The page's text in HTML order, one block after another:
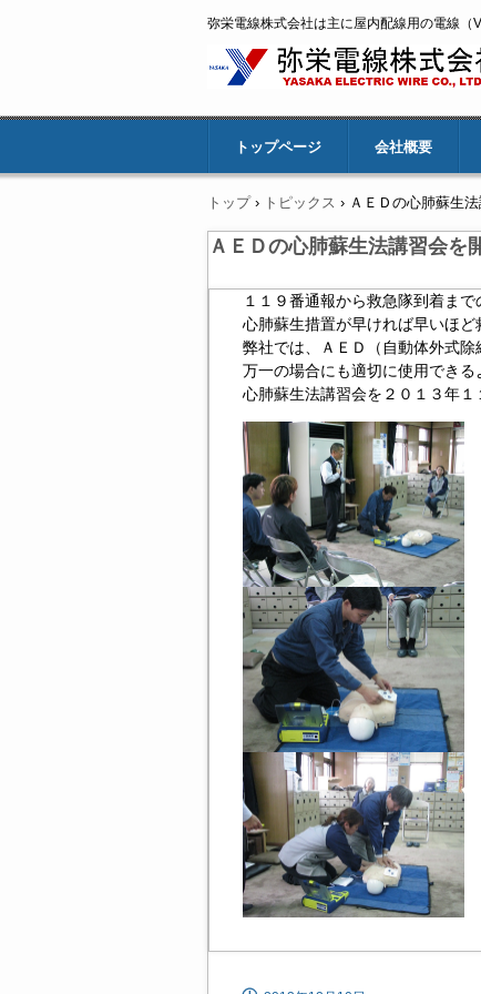
弥栄電線株式会社は主に屋内配線用の電線（
トップページ 会社概要
トップ › トピックス › ＡＥＤの心肺蘇生
ＡＥＤの心肺蘇生法講習会を
１１９番通報から救急隊到着ま
心肺蘇生措置が早ければ早いほど
弊社では、ＡＥＤ（自動体外式除
万一の場合にも適切に使用できる
心肺蘇生法講習会を２０１３年１